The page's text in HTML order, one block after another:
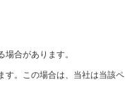
合があります。
す。この場合は、当社は当該ペ